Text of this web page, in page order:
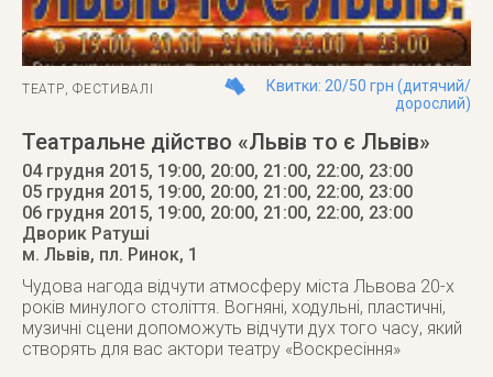
ТЕАТР,ФЕСТИВАЛІ
Квитки: 20/50 грн (дитячий/
дорослий)
Театральне дійство «Львів то є Львів»
04 грудня 2015, 19:00, 20:00, 21:00, 22:00, 23:00
05 грудня 2015, 19:00, 20:00, 21:00, 22:00, 23:00
06 грудня 2015, 19:00, 20:00, 21:00, 22:00, 23:00
Дворик Ратуші
м. Львів, пл. Ринок, 1
Чудова нагода відчути атмосферу міста Львова 20-х
років минулого століття. Вогняні, ходульні, пластичні,
музичні сцени допоможуть відчути дух того часу, який
створять для вас актори театру «Воскресіння»